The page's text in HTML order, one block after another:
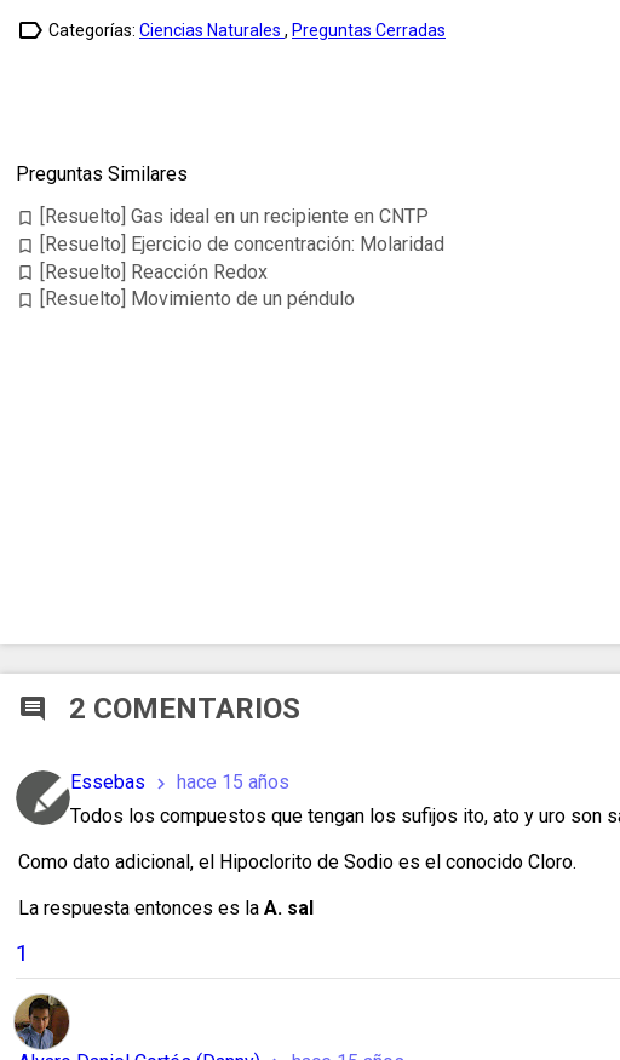
label_outline Categorías: Ciencias Naturales , Preguntas Cerradas
Preguntas Similares
bookmark_border [Resuelto] Gas ideal en un recipiente en CNTP
bookmark_border [Resuelto] Ejercicio de concentración: Molaridad
bookmark_border [Resuelto] Reacción Redox
bookmark_border [Resuelto] Movimiento de un péndulo
comment 2 COMENTARIOS
Essebas chevron_right hace 15 años
Todos los compuestos que tengan los sufijos ito, ato y uro son
Como dato adicional, el Hipoclorito de Sodio es el conocido Cloro.
La respuesta entonces es la A. sal
1